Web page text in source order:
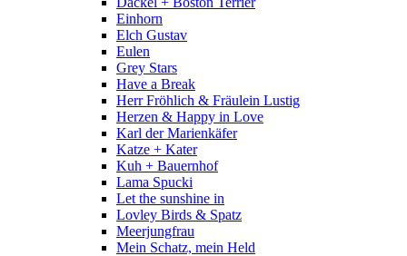
Einhorn
Elch Gustav
Eulen
Grey Stars
Have a Break
Herr Fröhlich & Fräulein Lustig
Herzen & Happy in Love
Karl der Marienkäfer
Katze + Kater
Kuh + Bauernhof
Lama Spucki
Let the sunshine in
Lovley Birds & Spatz
Meerjungfrau
Mein Schatz, mein Held